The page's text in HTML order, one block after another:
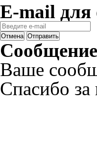
E-mail для
Отмена Отправить
Ваше
Спасибо